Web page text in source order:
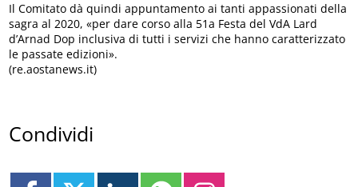
Il Comitato dà quindi appuntamento ai tanti appassionati della
sagra al 2020, «per dare corso alla 51a Festa del VdA Lard
d’Arnad Dop inclusiva di tutti i servizi che hanno caratterizzato
le passate edizioni».
(re.aostanews.it)
Condividi